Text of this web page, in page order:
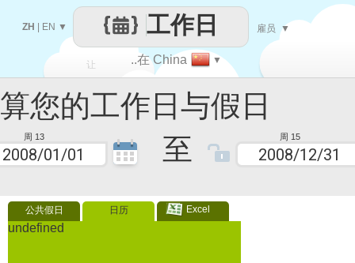
工作日与假日
周 13 至 周 15
公共假日 日历 Excel
undefined
让
每一天
..在 China ▼
工作日
ZH EN ▼ 雇员 ▼